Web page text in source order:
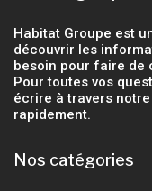
Habitat Groupe est
découvrir les
besoin pour faire de
Pour toutes vos
écrire à travers
rapidement.
Nos catégories